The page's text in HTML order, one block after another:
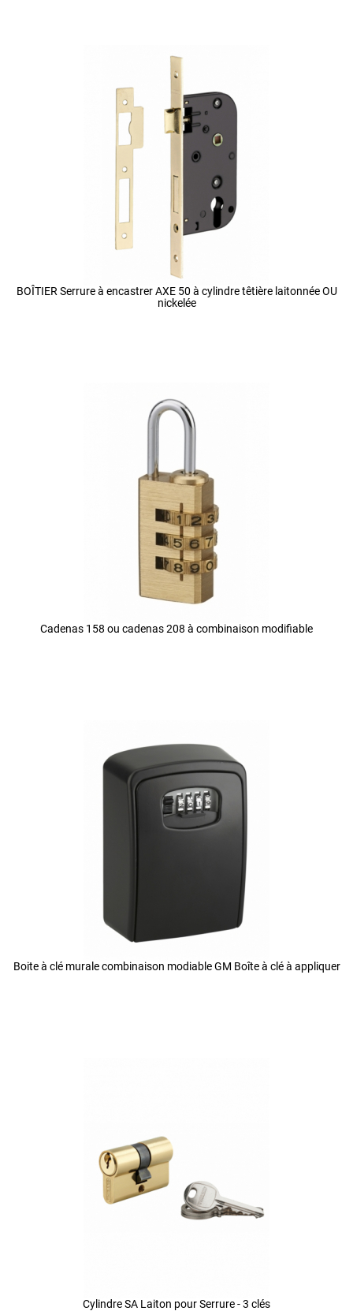
BOÎTIER Serrure à encastrer AXE 50 à cylindre têtière laitonnée OU
nickelée
Cadenas 158 ou cadenas 208 à combinaison modifiable
Boite à clé murale combinaison modiable GM Boîte à clé à appliquer
Cylindre SA Laiton pour Serrure - 3 clés